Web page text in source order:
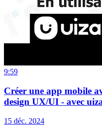
9:59
Créer une app mobile
design UX/UI - avec
15 déc. 2024